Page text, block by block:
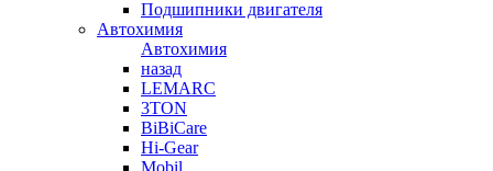
Подшипники двигателя
Автохимия
Автохимия
назад
LEMARC
3TON
BiBiCare
Hi-Gear
Mobil